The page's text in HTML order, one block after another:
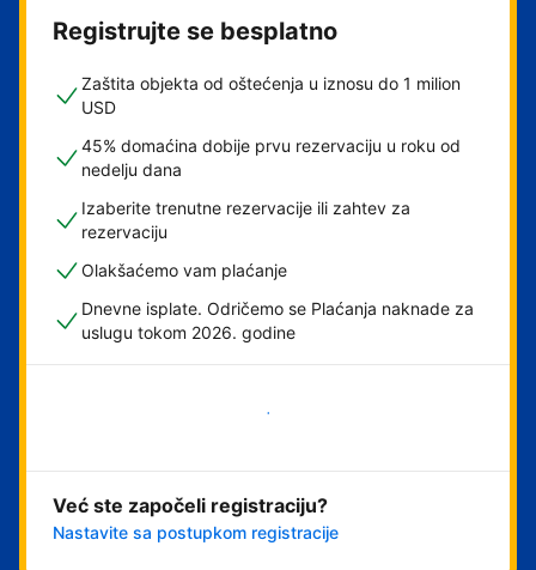
Registrujte se besplatno
Zaštita objekta od oštećenja u iznosu do 1 milion
USD
45% domaćina dobije prvu rezervaciju u roku od
nedelju dana
Izaberite trenutne rezervacije ili zahtev za
rezervaciju
Olakšaćemo vam plaćanje
Dnevne isplate. Odričemo se Plaćanja naknade za
uslugu tokom 2026. godine
Počnite odmah
Već ste započeli registraciju?
Nastavite sa postupkom registracije